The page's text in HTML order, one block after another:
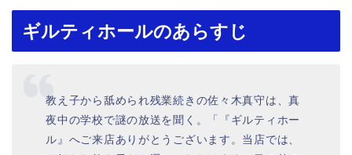
ギルティホールのあらすじ
教え子から舐められ残業続きの佐々木真守は、真
夜中の学校で謎の放送を聞く。「『ギルティホー
ル』へご来店ありがとうございます。当店では、